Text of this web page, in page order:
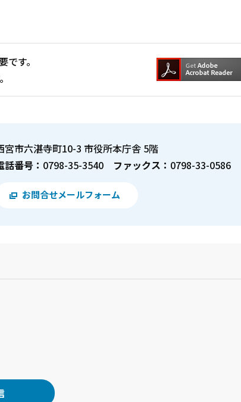
す。
宮市六湛寺町10-3 市役所本庁舎 5階
話番号： 0798-35-3540 ファックス： 0798-33-0586
お問合せメールフォーム